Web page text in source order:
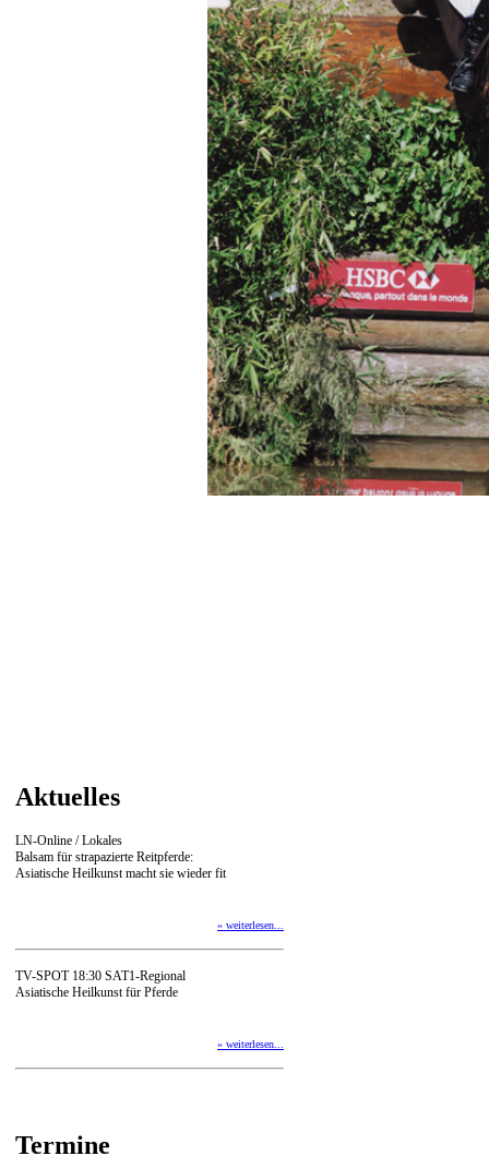
Aktuelles
LN-Online / Lokales
Balsam für strapazierte Reitpferde:
Asiatische Heilkunst macht sie wieder fit
» weiterlesen...
TV-SPOT 18:30 SAT1-Regional
Asiatische Heilkunst für Pferde
» weiterlesen...
Termine